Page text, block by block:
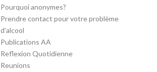
Pourquoi anonymes?
Prendre contact pour votre problème
d’alcool
Publications AA
Reflexion Quotidienne
Reunions